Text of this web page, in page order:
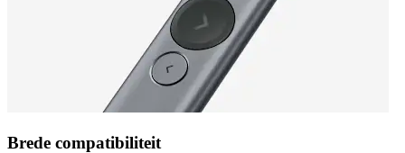
Brede compatibiliteit